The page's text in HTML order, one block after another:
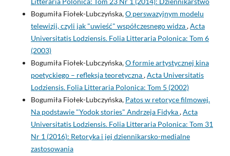
Bogumiła Fiołek-Lubczyńska,O perswazyjnym modelu
telewizji, czyli jak "uwieść" współczesnego widza,Acta
Universitatis Lodziensis. Folia Litteraria Polonica: Tom 6
(2003)
Bogumiła Fiołek-Lubczyńska,O formie artystycznej kina
poetyckiego – refleksja teoretyczna,Acta Universitatis
Lodziensis. Folia Litteraria Polonica: Tom 5 (2002)
Bogumiła Fiołek-Lubczyńska, Patos w retoryce filmowej.
Na podstawie "Yodok stories" Andrzeja Fidyka,Acta
Universitatis Lodziensis. Folia Litteraria Polonica: Tom 31
Nr 1 (2016): Retoryka i jej dziennikarsko-medialne
zastosowania